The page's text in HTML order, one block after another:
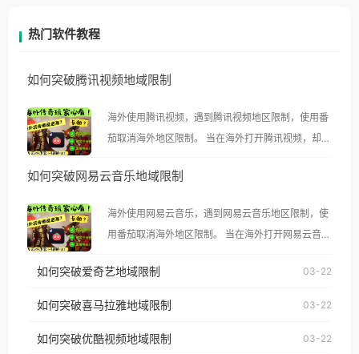
热门软件教程
如何突破腾讯视频地域限制
海外使用腾讯视频，遇到腾讯视频地区限制，使用番
茄取消海外地区限制。 当在海外打开腾讯视频，却突
示语。 海外用户如香港、澳门、台湾、美国、加拿
像其他音乐平台一样，出现地区及版权限制问题，且
仅能在中国大陆地区播放。 遇到这个问题的朋友们，
使用番茄回国加速器，即可解决「海外用户收听腾讯
台湾、美国、加拿大、澳大利亚、欧洲等国家和地区
权限制所困扰。
如何突破网易云音乐地域限制
海外使用网易云音乐，遇到网易云音乐地区限制，使
用番茄取消海外地区限制。 当在海外打开网易云音
播放”的提示语。 海外用户如香港、澳门、台湾、美
国、加拿大、澳大利亚、欧洲等国家和地区时，网易
制问题，且仅能在中国大陆地区播放。 遇到这个问题
如何突破爱奇艺地域限制 03-22
如何突破喜马拉雅地域限制 03-22
如何突破优酷视频地域限制 03-22